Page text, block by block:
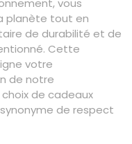
vous
planète tout en
de durabilité et de
Cette
votre
de notre
de cadeaux
de respect